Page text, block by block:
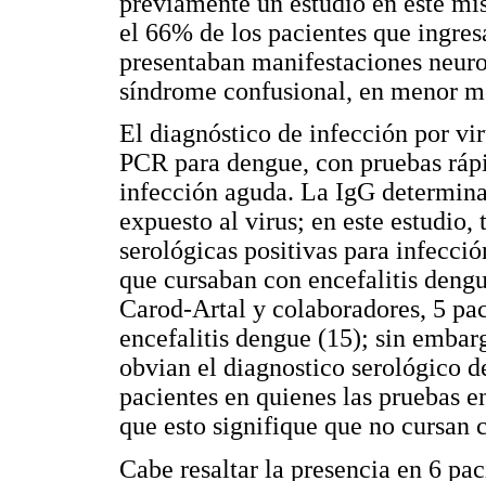
el 66% de los pacientes que
presentaban manifestaciones
síndrome confusional, en menor
El diagnóstico de infección por
PCR para dengue, con pruebas
infección aguda. La IgG
expuesto al virus; en este estudio,
serológicas positivas para
que cursaban con encefalitis
Carod-Artal y colaboradores, 5
encefalitis dengue (15); sin
obvian el diagnostico serológico
pacientes en quienes las pruebas
que esto signifique que no
Cabe resaltar la presencia en 6